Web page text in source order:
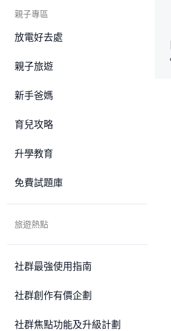
親子專區
放電好去處
親子旅遊
新手爸媽
育兒攻略
升學教育
免費試題庫
旅遊熱點
社群最強使用指南
社群創作有價企劃
社群焦點功能及升級計劃